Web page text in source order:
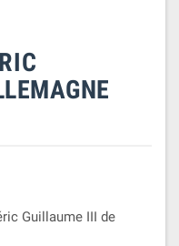
Guillaume III de